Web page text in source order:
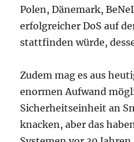
Polen, Dänemark,
erfolgreicher DoS auf
stattfinden würde,
Zudem mag es aus
enormen Aufwand
Sicherheitseinheit an
knacken, aber das